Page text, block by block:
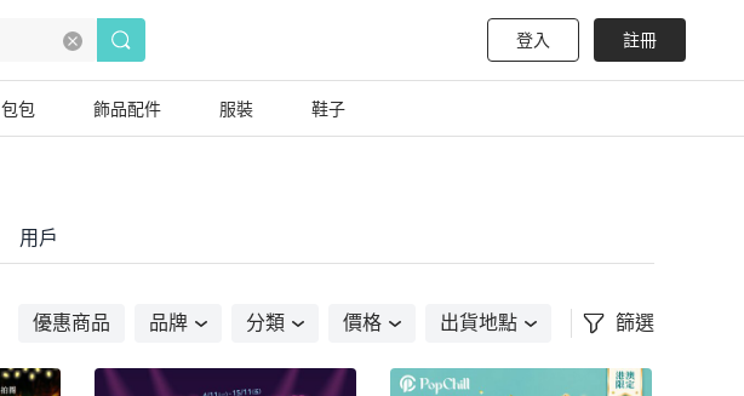
登入 註冊
包包 飾品配件 服裝 鞋子
用戶
優惠商品 品牌 分類 價格 出貨地點 篩選